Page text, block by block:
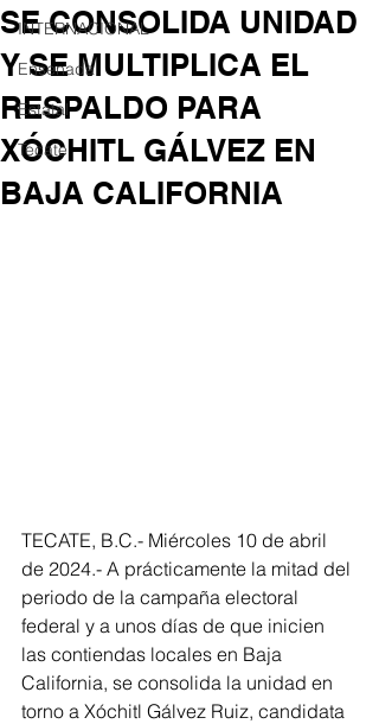
INTERNACIONAL
Ensenada
Estatal
Tecate
SE CONSOLIDA UNIDAD
Y SE MULTIPLICA EL
RESPALDO PARA
XÓCHITL GÁLVEZ EN
BAJA CALIFORNIA
TECATE, B.C.- Miércoles 10 de abril
de 2024.- A prácticamente la mitad del
periodo de la campaña electoral
federal y a unos días de que inicien
las contiendas locales en Baja
California, se consolida la unidad en
torno a Xóchitl Gálvez Ruiz, candidata